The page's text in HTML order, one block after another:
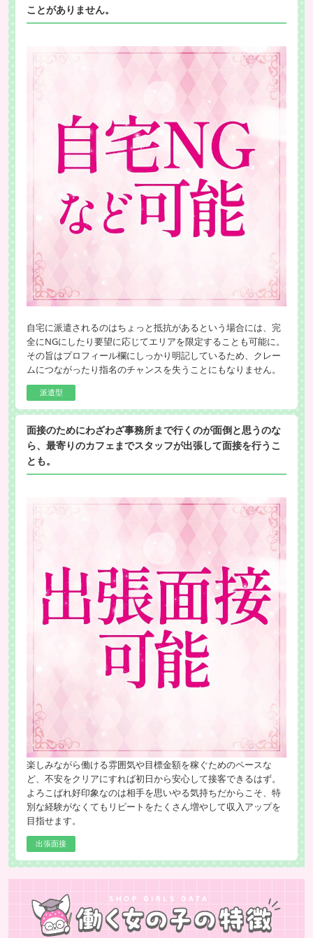
ことがありません。
自宅に派遣されるのはちょっと抵抗があるという場合には、完
全にNGにしたり要望に応じてエリアを限定することも可能に。
その旨はプロフィール欄にしっかり明記しているため、クレー
ムにつながったり指名のチャンスを失うことにもなりません。
派遣型
面接のためにわざわざ事務所まで行くのが面倒と思うのな
ら、最寄りのカフェまでスタッフが出張して面接を行うこ
とも。
楽しみながら働ける雰囲気や目標金額を稼ぐためのペースな
ど、不安をクリアにすれば初日から安心して接客できるはず。
よろこばれ好印象なのは相手を思いやる気持ちだからこそ、特
別な経験がなくてもリピートをたくさん増やして収入アップを
目指せます。
出張面接